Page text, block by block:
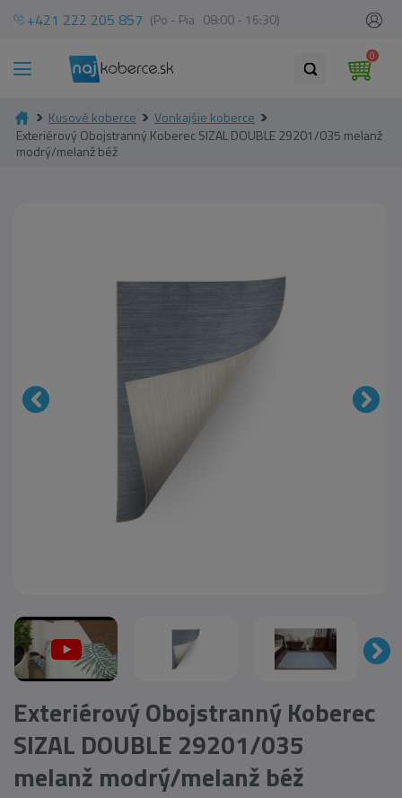
+421 222 205 857 (Po - Pia 08:00 - 16:30)
0
Kusové koberce
Vonkajšie koberce
Exteriérový Obojstranný Koberec SIZAL DOUBLE 29201/035 melanž
modrý/melanž béž
Exteriérový Obojstranný Koberec
SIZAL DOUBLE 29201/035
melanž modrý/melanž béž